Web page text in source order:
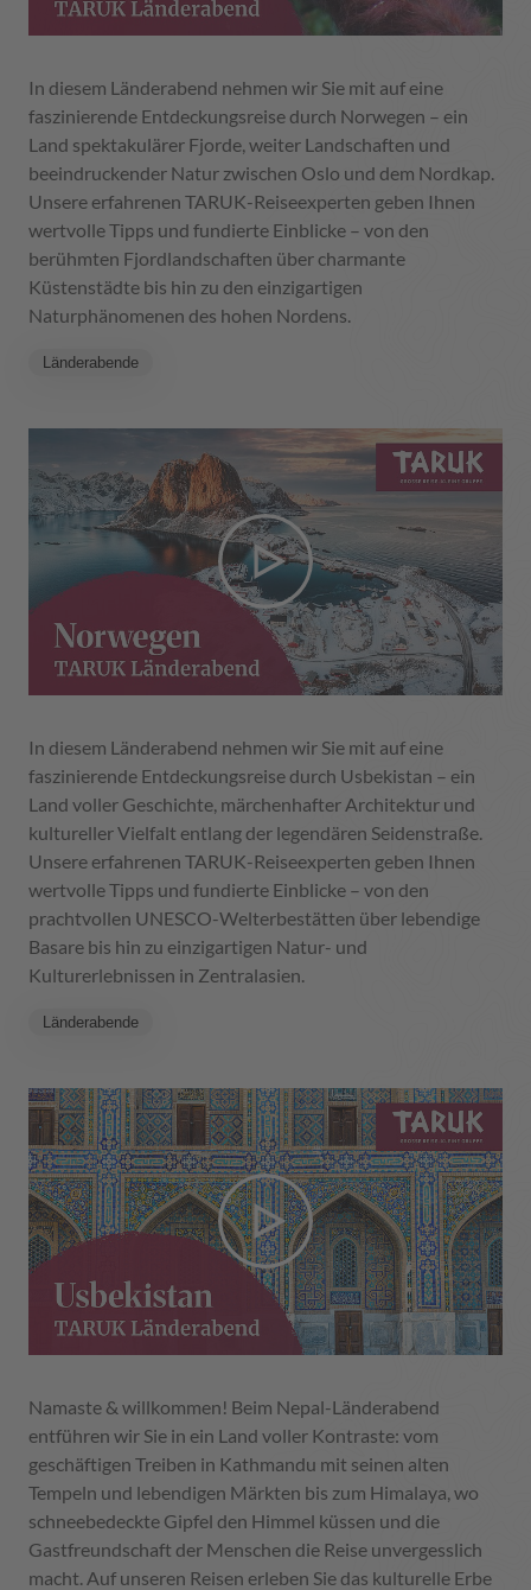
In diesem Länderabend nehmen wir Sie mit auf eine
faszinierende Entdeckungsreise durch Norwegen – ein
Land spektakulärer Fjorde, weiter Landschaften und
beeindruckender Natur zwischen Oslo und dem Nordkap.
Unsere erfahrenen TARUK-Reiseexperten geben Ihnen
wertvolle Tipps und fundierte Einblicke – von den
berühmten Fjordlandschaften über charmante
Küstenstädte bis hin zu den einzigartigen
Naturphänomenen des hohen Nordens.
Länderabende
In diesem Länderabend nehmen wir Sie mit auf eine
faszinierende Entdeckungsreise durch Usbekistan – ein
Land voller Geschichte, märchenhafter Architektur und
kultureller Vielfalt entlang der legendären Seidenstraße.
Unsere erfahrenen TARUK-Reiseexperten geben Ihnen
wertvolle Tipps und fundierte Einblicke – von den
prachtvollen UNESCO-Welterbestätten über lebendige
Basare bis hin zu einzigartigen Natur- und
Kulturerlebnissen in Zentralasien.
Länderabende
Namaste & willkommen! Beim Nepal-Länderabend
entführen wir Sie in ein Land voller Kontraste: vom
geschäftigen Treiben in Kathmandu mit seinen alten
Tempeln und lebendigen Märkten bis zum Himalaya, wo
schneebedeckte Gipfel den Himmel küssen und die
Gastfreundschaft der Menschen die Reise unvergesslich
macht. Auf unseren Reisen erleben Sie das kulturelle Erbe